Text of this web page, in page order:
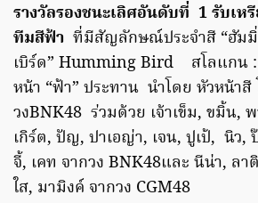
รางวัลรองชนะเลิศอันดับที่ 1 รับเห
ทีมสีฟ้า ที่มีสัญลักษณ์ประจำสี “ฮัม
เบิร์ด” Humming Bird สโลแกน :
หน้า “ฟ้า” ประทาน นำโดย หัวหน้าสี
วงBNK48 ร่วมด้วย เจ้าเข็ม, ขมิ้น,
เกิร์ต, ปัญ, ปาเอญ่า, เจน, ปูเป้, นิว,
จี้, เคท จากวง BNK48และ นีน่า, ล
ใส, มามิงค์ จากวง CGM48